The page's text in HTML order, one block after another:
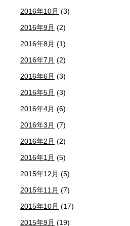
2016年10月 (3)
2016年9月 (2)
2016年8月 (1)
2016年7月 (2)
2016年6月 (3)
2016年5月 (3)
2016年4月 (6)
2016年3月 (7)
2016年2月 (2)
2016年1月 (5)
2015年12月 (5)
2015年11月 (7)
2015年10月 (17)
2015年9月 (19)